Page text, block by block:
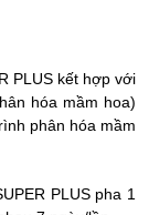
PLUS kết hợp với
hóa mầm hoa)
phân hóa mầm
PLUS pha 1